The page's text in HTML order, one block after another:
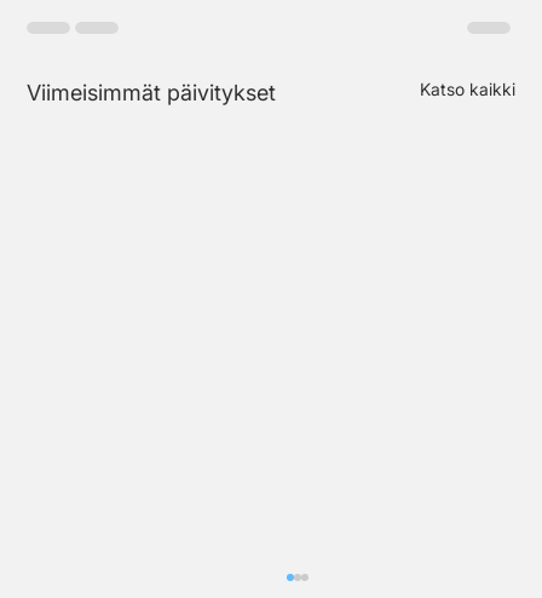
Viimeisimmät päivitykset Katso kaikki